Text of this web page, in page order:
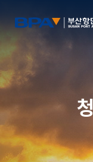
윤리경영 자
부정/위법
갑질근거 가
부패공직자
업무추진비